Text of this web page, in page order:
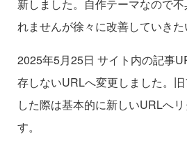
新しました。自作テーマなので
れませんが徐々に改善していきた
2025年5月25日 サイト内の記事
存しないURLへ変更しました。
した際は基本的に新しいURLへ
す。